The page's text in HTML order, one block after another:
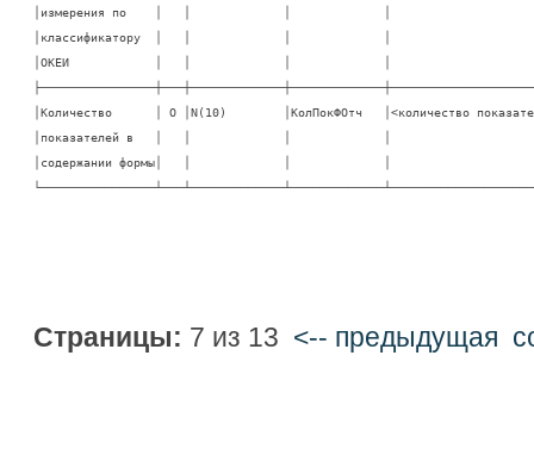
│измерения по    │   │             │             │
│классификатору  │   │             │             │
│ОКЕИ            │   │             │             │
│Количество      │ О │N(10)        │КолПокФОтч   │<количество
│показателей в   │   │             │             │
│содержании формы│   │             │             │
Страницы: 7 из 13 <-- предыдущая